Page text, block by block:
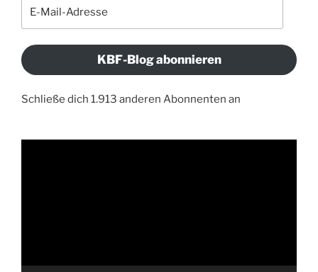
KBF-Blog abonnieren
Schließe dich 1.913 anderen Abonnenten an